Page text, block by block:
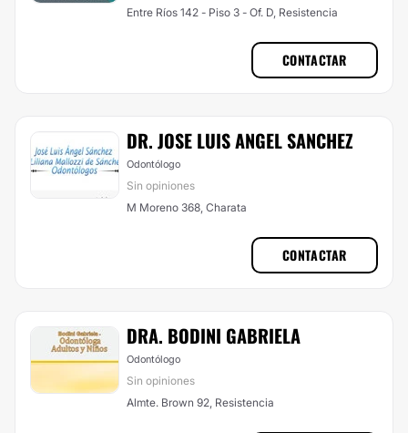
Entre Ríos 142 - Piso 3 - Of. D, Resistencia
CONTACTAR
DR. JOSE LUIS ANGEL SANCHEZ
Odontólogo
Sin opiniones
M Moreno 368, Charata
CONTACTAR
DRA. BODINI GABRIELA
Odontólogo
Sin opiniones
Almte. Brown 92, Resistencia